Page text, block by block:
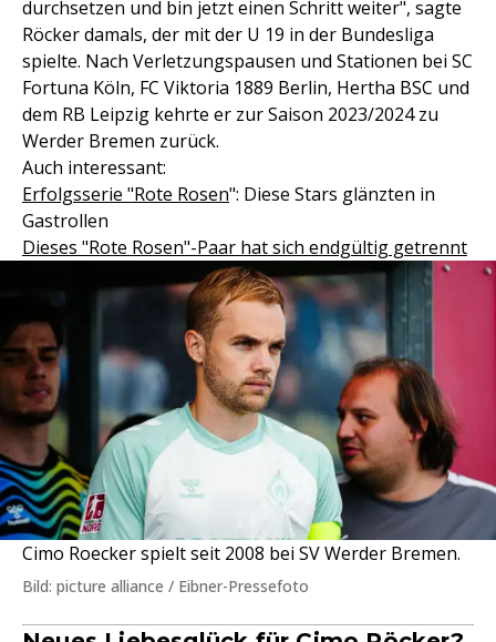
durchsetzen und bin jetzt einen Schritt weiter", sagte
Röcker damals, der mit der U 19 in der Bundesliga
spielte. Nach Verletzungspausen und Stationen bei SC
Fortuna Köln, FC Viktoria 1889 Berlin, Hertha BSC und
dem RB Leipzig kehrte er zur Saison 2023/2024 zu
Werder Bremen zurück.
Auch interessant:
Erfolgsserie "Rote Rosen": Diese Stars glänzten in
Gastrollen
Dieses "Rote Rosen"-Paar hat sich endgültig getrennt
Cimo Roecker spielt seit 2008 bei SV Werder Bremen.
Bild: picture alliance / Eibner-Pressefoto